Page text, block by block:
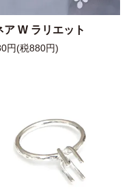
ア W ラリエット
円(税880円)